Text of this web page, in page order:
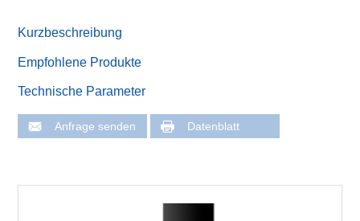
Kurzbeschreibung
Empfohlene Produkte
Technische Parameter
Anfrage senden Datenblatt